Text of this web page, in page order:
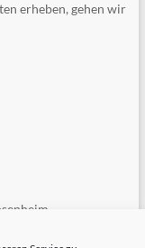
erheben, gehen wir